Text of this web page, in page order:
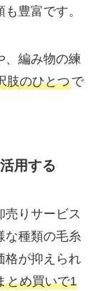
豊富です。
、編み物の練
肢のひとつで
用する
売りサービス
な種類の毛糸
格が抑えられ
とめ買いで1